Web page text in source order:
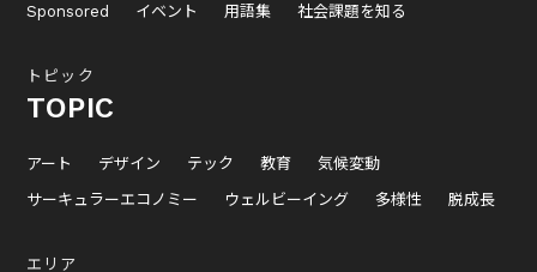
Sponsored
イベント 用語集 社会課題を知る
トピック
TOPIC
アート デザイン テック 教育
気候変動
サーキュラーエコノミー
ウェルビーイング 多様性 脱成長
エリア